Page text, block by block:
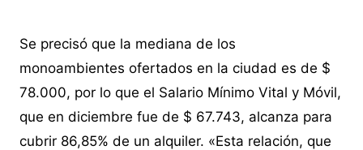
Se precisó que la mediana de los
monoambientes ofertados en la ciudad es de $
78.000, por lo que el Salario Mínimo Vital y Móvil,
que en diciembre fue de $ 67.743, alcanza para
cubrir 86,85% de un alquiler. «Esta relación, que